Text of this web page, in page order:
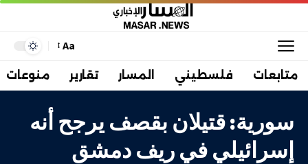
Aa
متابعات فلسطيني المسار تقارير منوعات
سورية: قتيلان بقصف يرجح أنه
إسرائيلي في ريف دمشق